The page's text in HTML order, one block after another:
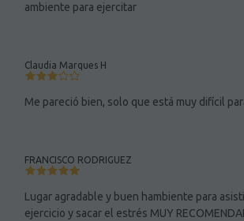
ambiente para ejercitar
Claudia Marques H
Me pareció bien, solo que está muy difícil
FRANCISCO RODRIGUEZ
Lugar agradable y buen hambiente para
ejercicio y sacar el estrés MUY